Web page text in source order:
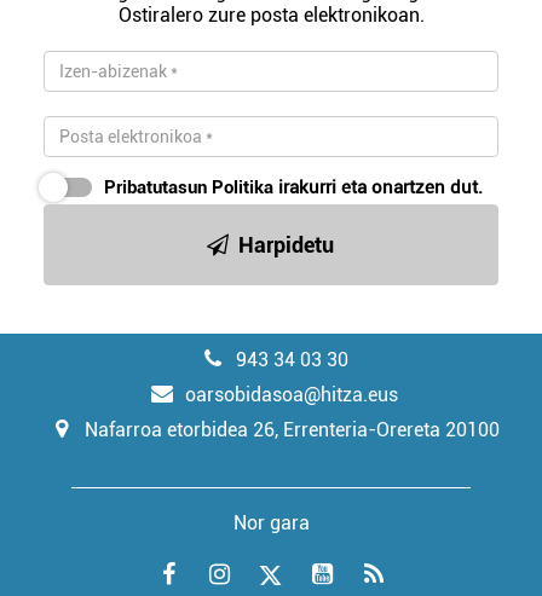
Ostiralero zure posta elektronikoan.
Pribatutasun Politika irakurri eta onartzen dut.
Harpidetu
943 34 03 30
oarsobidasoa@hitza.eus
Nafarroa etorbidea 26, Errenteria-Orereta 20100
Nor gara